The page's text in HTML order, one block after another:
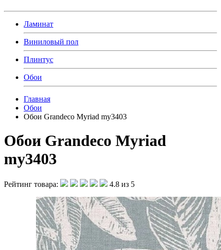
Ламинат
Виниловый пол
Плинтус
Обои
Главная
Обои
Обои Grandeco Myriad my3403
Обои Grandeco Myriad
my3403
Рейтинг товара: 4.8 из 5